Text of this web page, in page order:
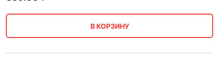
В КОРЗИНУ